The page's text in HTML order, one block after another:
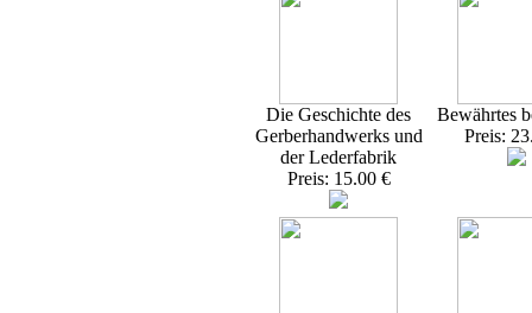
Die Geschichte des
Gerberhandwerks und
der Lederfabrik
Preis: 15.00 €
Bewährtes
Preis: